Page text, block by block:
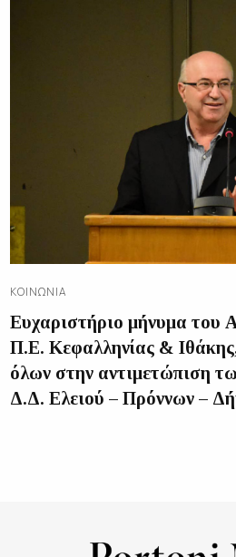
ΚΟΙΝΩΝΊΑ
Ευχαριστήριο μήνυμα του
Π.Ε. Κεφαλληνίας &
όλων στην αντιμετώπιση
Δ.Δ. Ελειού – Πρόννων –